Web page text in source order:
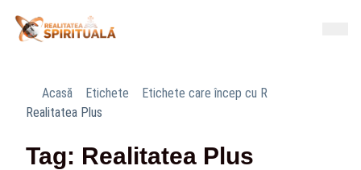
Acasă Etichete
Etichete care încep cu R
Realitatea Plus
Tag: Realitatea Plus